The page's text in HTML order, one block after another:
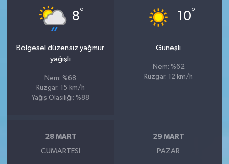
8°
Bölgesel düzensiz yağmur
yağışlı
Nem: %68
Rüzgar: 15 km/h
Yağış Olasılığı: %88
10°
Güneşli
Nem: %62
Rüzgar: 12 km/h
28 MART
CUMARTESI
29 MART
PAZAR